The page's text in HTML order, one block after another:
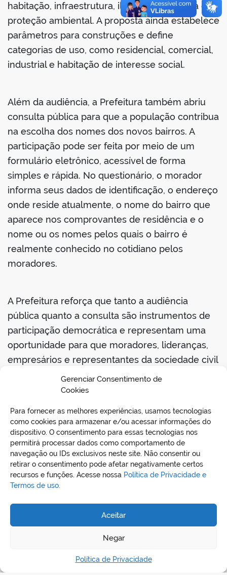
Gerenciar Consentimento de
Cookies
Para fornecer as melhores experiências, usamos tecnologias
como cookies para armazenar e/ou acessar informações do
dispositivo. O consentimento para essas tecnologias nos
permitirá processar dados como comportamento de
navegação ou IDs exclusivos neste site. Não consentir ou
retirar o consentimento pode afetar negativamente certos
recursos e funções. Acesse nossa Política de Privacidade e
Termos de uso.
Aceitar
Negar
Política de Privacidade
habitação, infraestrutura, iluminação pública e
proteção ambiental. A proposta ainda estabelece
parâmetros para construções e define
categorias de uso, como residencial, comercial,
industrial e habitação de interesse social.
Além da audiência, a Prefeitura também abriu
consulta pública para que a população contribua
na escolha dos nomes dos novos bairros. A
participação pode ser feita por meio de um
formulário eletrônico, acessível de forma
simples e rápida. No questionário, o morador
informa seus dados de identificação, o endereço
onde reside atualmente, o nome do bairro que
aparece nos comprovantes de residência e o
nome ou os nomes pelos quais o bairro é
realmente conhecido no cotidiano pelos
moradores.
A Prefeitura reforça que tanto a audiência
pública quanto a consulta são instrumentos de
participação democrática e representam uma
oportunidade para que moradores, lideranças,
empresários e representantes da sociedade civil
contribuam diretamente com o planejamento
urbano de Curionópolis.
CONVITE
REDES SOCIAIS